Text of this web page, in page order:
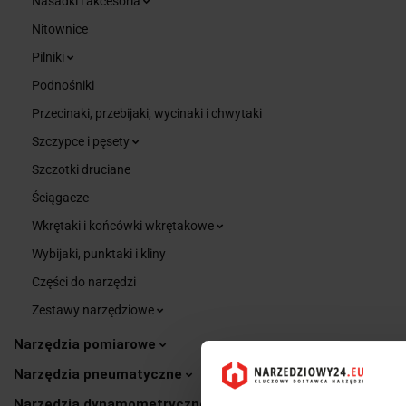
Nitownice
Pilniki
Podnośniki
Przecinaki, przebijaki, wycinaki i chwytaki
Szczypce i pęsety
Szczotki druciane
Ściągacze
Wkrętaki i końcówki wkrętakowe
Wybijaki, punktaki i kliny
Części do narzędzi
Zestawy narzędziowe
Narzędzia pomiarowe
Narzędzia pneumatyczne